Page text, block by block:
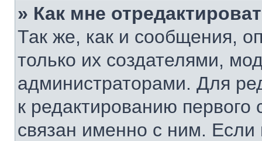
» Как мне
Так же, как и сообщения,
только их создателями,
администраторами. Для
к редактированию
связан именно с ним. Если